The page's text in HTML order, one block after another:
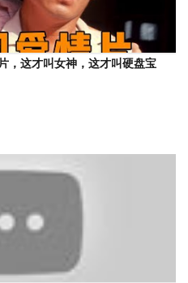
，这才叫女神，这才叫硬盘宝